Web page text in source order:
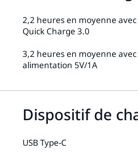
2,2 heures en moyenne
Quick Charge 3.0
3,2 heures en moyenne
alimentation 5V/1A
Dispositif de
USB Type-C